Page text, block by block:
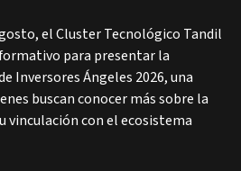
el Cluster Tecnológico Tandil
para presentar la
Inversores Ángeles 2026, una
buscan conocer más sobre la
vinculación con el ecosistema